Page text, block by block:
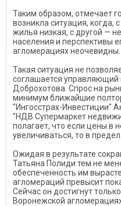
Таким образом, отмечает
возникла ситуация, когда,
жилья низкая, с другой —
населения и перспективы
агломерациях неочевидны.
Такая ситуация не
соглашается управляющий
Доброхотова. Спрос на
минимум ближайшие
"Ингосстрах-Инвестиции"
"НДВ Супермаркет
полагает, что если цены в
увеличиваться, то в
Ожидая в результате
Татьяна Полиди тем не
обеспеченность им
агломераций превысит
Сейчас он достигнут
Воронежской